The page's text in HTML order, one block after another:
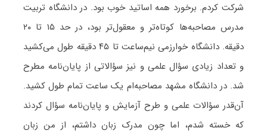
شرکت کردم. برخورد همه اساتید خوب بود. در دانشگاه تربیت
مدرس مصاحبه‌ها کوتاه‌تر و معقول‌تر بود، در حد ۱۵ تا ۲۰
دقیقه. دانشگاه خوارزمی نیم‌ساعت تا ۴۵ دقیقه طول می‌کشید
و تعداد زیادی سؤال علمی و نیز سؤالاتی از پایان‌نامه مطرح
شد. در دانشگاه مشهد مصاحبه‌ام یک ساعت تمام طول کشید.
آن‌قدر سؤالات علمی و طرح آزمایش و پایان‌نامه سؤال کردند
که خسته شدم، اما چون مدرک زبان داشتم، از من زبان